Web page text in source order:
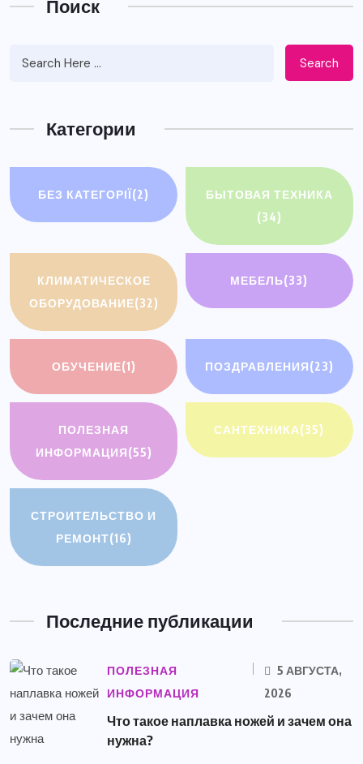
Поиск
Search
Категории
БЕЗ КАТЕГОРІЇ(2)
БЫТОВАЯ ТЕХНИКА
(34)
КЛИМАТИЧЕСКОЕ
ОБОРУДОВАНИЕ(32)
МЕБЕЛЬ(33)
ОБУЧЕНИЕ(1) ПОЗДРАВЛЕНИЯ(23)
ПОЛЕЗНАЯ
ИНФОРМАЦИЯ(55)
САНТЕХНИКА(35)
СТРОИТЕЛЬСТВО И
РЕМОНТ(16)
Последние публикации
ПОЛЕЗНАЯ
ИНФОРМАЦИЯ
5 АВГУСТА,
2026
Что такое наплавка ножей и зачем она
нужна?